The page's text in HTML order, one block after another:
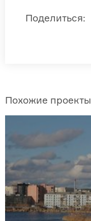
Поделиться:
Похожие проекты